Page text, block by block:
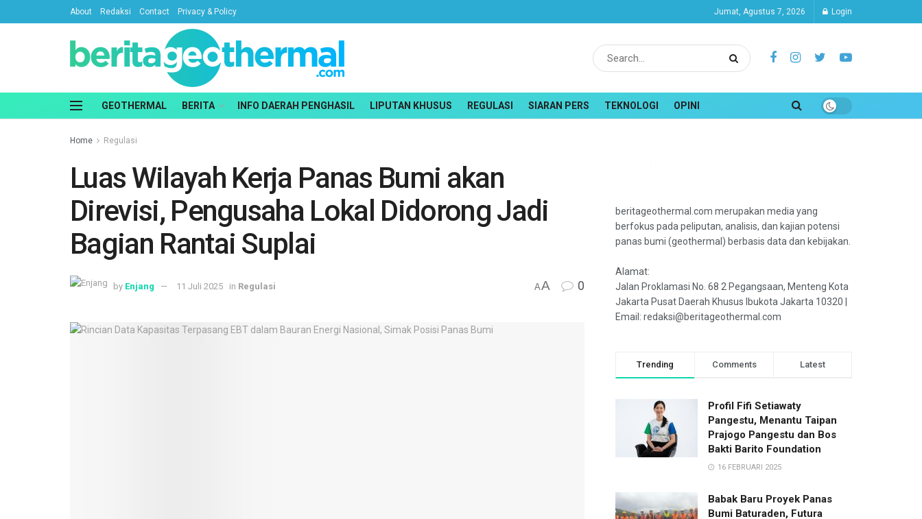
About Redaksi Contact Privacy & Policy Jumat, Agustus 7, 2026 Login
GEOTHERMAL BERITA INFO DAERAH PENGHASIL LIPUTAN KHUSUS REGULASI SIARAN PERS TEKNOLOGI OPINI
Home Regulasi
Luas Wilayah Kerja Panas Bumi akan
Direvisi, Pengusaha Lokal Didorong Jadi
Bagian Rantai Suplai
by Enjang 11 Juli 2025 in Regulasi AA 0
beritageothermal.com merupakan media yang
berfokus pada peliputan, analisis, dan kajian potensi
panas bumi (geothermal) berbasis data dan kebijakan.
Alamat:
Jalan Proklamasi No. 68 2 Pegangsaan, Menteng Kota
Jakarta Pusat Daerah Khusus Ibukota Jakarta 10320 |
Email: redaksi@beritageothermal.com
Trending Comments Latest
Profil Fifi Setiawaty
Pangestu, Menantu Taipan
Prajogo Pangestu dan Bos
Bakti Barito Foundation
16 FEBRUARI 2025
Babak Baru Proyek Panas
Bumi Baturaden, Futura